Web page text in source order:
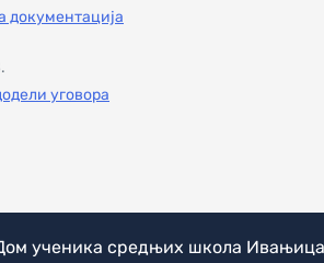
документација
уговора
ученика средњих школа Ивањица